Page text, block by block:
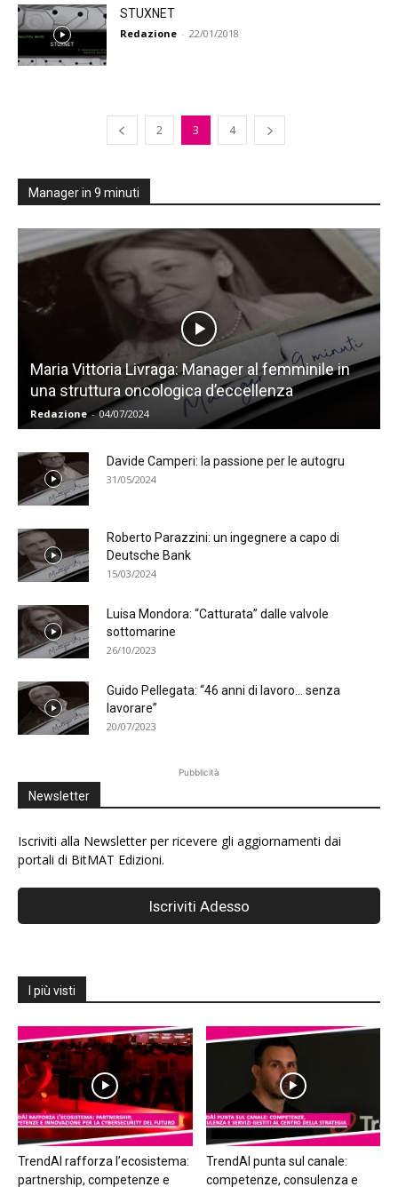
STUXNET
Redazione - 22/01/2018
2 3 4
Manager in 9 minuti
Maria Vittoria Livraga: Manager al femminile in
una struttura oncologica d’eccellenza
Redazione - 04/07/2024
Davide Camperi: la passione per le autogru
31/05/2024
Roberto Parazzini: un ingegnere a capo di
Deutsche Bank
15/03/2024
Luisa Mondora: “Catturata” dalle valvole
sottomarine
26/10/2023
Guido Pellegata: “46 anni di lavoro… senza
lavorare”
20/07/2023
Pubblicità
Newsletter
Iscriviti alla Newsletter per ricevere gli aggiornamenti dai
portali di BitMAT Edizioni.
I più visti
TrendAI rafforza l’ecosistema:
partnership, competenze e
TrendAI punta sul canale:
competenze, consulenza e